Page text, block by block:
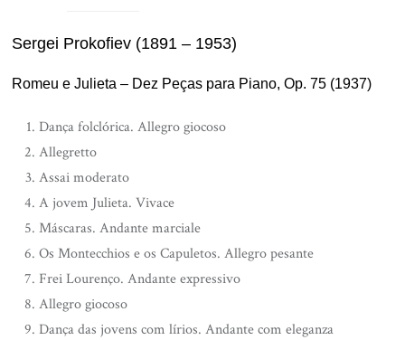
Sergei Prokofiev (1891 – 1953)
Romeu e Julieta – Dez Peças para Piano, Op. 75 (1937)
Dança folclórica. Allegro giocoso
Allegretto
Assai moderato
A jovem Julieta. Vivace
Máscaras. Andante marciale
Os Montecchios e os Capuletos. Allegro pesante
Frei Lourenço. Andante expressivo
Allegro giocoso
Dança das jovens com lírios. Andante com eleganza